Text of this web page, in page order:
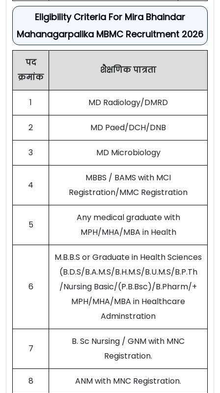
Eligibility Criteria For Mira Bhaindar
Mahanagarpalika MBMC Recruitment 2026
पद
क्रमांक
शैक्षणिक पात्रता
1 MD Radiology/DMRD
2 MD Paed/DCH/DNB
3 MD Microbiology
4
MBBS / BAMS with MCI
Registration/MMC Registration
5
Any medical graduate with
MPH/MHA/MBA in Health
6
M.B.B.S or Graduate in Health Sciences
(B.D.S/B.A.M.S/B.H.M.S/B.U.M.S/B.P.Th
/Nursing Basic/(P.B.Bsc)/B.Pharm/+
MPH/MHA/MBA in Healthcare
Adminstration
7
B. Sc Nursing / GNM with MNC
Registration.
8 ANM with MNC Registration.